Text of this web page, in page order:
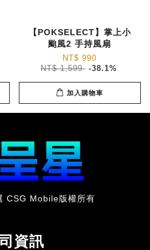
【POKSELECT】掌上小
颱風2 手持風扇
NT$ 990
NT$ 1,599 -38.1%
加入購物車
CSG Mobile版權所有
資訊